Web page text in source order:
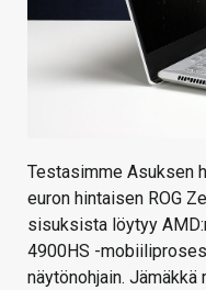
Testasimme Asuksen
euron hintaisen ROG
sisuksista löytyy
4900HS -
näytönohjain.